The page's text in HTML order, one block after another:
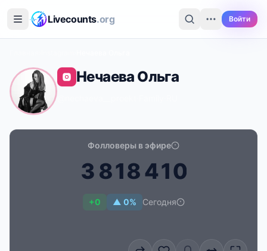
Livecounts.org Войти
Нечаева Ольга
Фолловеры в эфире
3 818410
+0 ▲ 0% Сегодня